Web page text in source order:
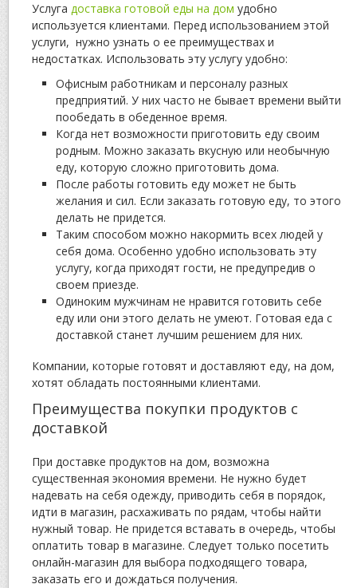
Услуга доставка готовой еды на дом удобно
используется клиентами. Перед использованием этой
услуги, нужно узнать о ее преимуществах и
недостатках. Использовать эту услугу удобно:
Офисным работникам и персоналу разных
предприятий. У них часто не бывает времени выйти
пообедать в обеденное время.
Когда нет возможности приготовить еду своим
родным. Можно заказать вкусную или необычную
еду, которую сложно приготовить дома.
После работы готовить еду может не быть
желания и сил. Если заказать готовую еду, то этого
делать не придется.
Таким способом можно накормить всех людей у
себя дома. Особенно удобно использовать эту
услугу, когда приходят гости, не предупредив о
своем приезде.
Одиноким мужчинам не нравится готовить себе
еду или они этого делать не умеют. Готовая еда с
доставкой станет лучшим решением для них.
Компании, которые готовят и доставляют еду, на дом,
хотят обладать постоянными клиентами.
Преимущества покупки продуктов с
доставкой
При доставке продуктов на дом, возможна
существенная экономия времени. Не нужно будет
надевать на себя одежду, приводить себя в порядок,
идти в магазин, расхаживать по рядам, чтобы найти
нужный товар. Не придется вставать в очередь, чтобы
оплатить товар в магазине. Следует только посетить
онлайн-магазин для выбора подходящего товара,
заказать его и дождаться получения.